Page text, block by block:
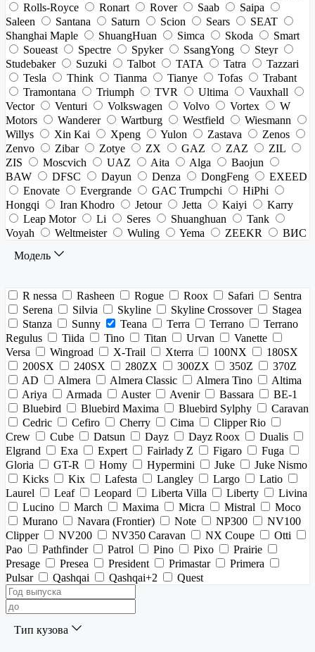
Rolls-Royce
Ronart Rover Saab
Saipa
Saleen
Santana Saturn Scion Sears
SEAT
Shanghai Maple
ShuangHuan Simca Skoda
Smart
Soueast
Spectre Spyker SsangYong
Steyr
Studebaker
Suzuki Talbot TATA Tatra
Tazzari
Tesla
Think Tianma Tianye Tofas
Trabant
Tramontana
Triumph TVR Ultima
Vauxhall
Vector
Venturi Volkswagen Volvo Vortex
W
Motors
Wanderer Wartburg Westfield
Wiesmann
Willys
Xin Kai Xpeng Yulon Zastava
Zenos
Zenvo
Zibar Zotye ZX GAZ ZAZ
ZIL
ZIS
Moscvich UAZ Aita Alga
Baojun
BAW
DFSC Dayun Denza DongFeng
EXEED
Enovate
Evergrande GAC Trumpchi
HiPhi
Hongqi
Iran Khodro Jetour Jetta Kaiyi
Karry
Leap Motor
Li Seres Shuanghuan
Tank
Voyah
Weltmeister Wuling Yema ZEEKR
ВИС
Модель
R nessa Rasheen Rogue Roox Safari
Sentra
Serena
Silvia Skyline Skyline Crossover
Stagea
Stanza
Sunny Teana Terra Terrano
Terrano
Regulus
Tiida Tino Titan Urvan
Vanette
Versa
Wingroad X-Trail Xterra 100NX
180SX
200SX
240SX 280ZX 300ZX 350Z
370Z
AD
Almera Almera Classic Almera Tino
Altima
Ariya
Armada Auster Avenir Bassara
BE-1
Bluebird
Bluebird Maxima Bluebird Sylphy
Caravan
Cedric
Cefiro Cherry Cima
Clipper Rio
Crew
Cube Datsun Dayz Dayz Roox
Dualis
Elgrand
Exa Expert Fairlady Z Figaro
Fuga
Gloria
GT-R Homy Hypermini Juke
Juke Nismo
Kicks
Kix Lafesta Langley Largo
Latio
Laurel
Leaf Leopard Liberta Villa Liberty
Livina
Lucino
March Maxima Micra Mistral
Moco
Murano
Navara (Frontier) Note NP300
NV100
Clipper
NV200 NV350 Caravan NX Coupe
Otti
Pao
Pathfinder Patrol Pino Pixo
Prairie
Presage
Presea President Primastar
Primera
Pulsar
Qashqai Qashqai+2 Quest
Тип кузова